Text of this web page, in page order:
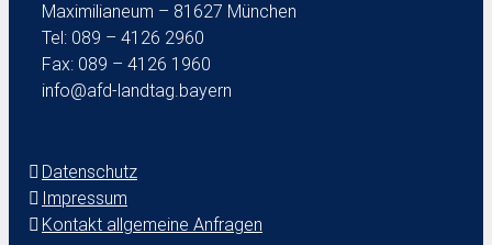
Maximilianeum – 81627 München
Tel: 089 – 4126 2960
Fax: 089 – 4126 1960
info@afd-landtag.bayern
Datenschutz
Impressum
Kontakt allgemeine Anfragen